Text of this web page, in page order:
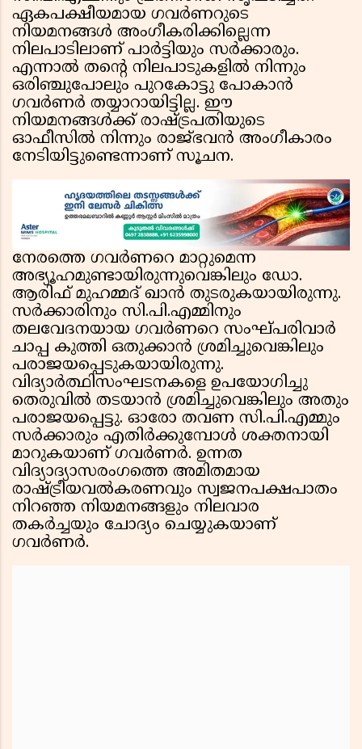
ഏകപക്ഷീയമായ ഗവർണറുടെ
നിയമനങ്ങൾ അംഗീകരിക്കില്ലെന്ന
നിലപാടിലാണ് പാർട്ടിയും സർക്കാരും.
എന്നാൽ തൻ്റെ നിലപാടുകളിൽ നിന്നും
ഒരിഞ്ചുപോലും പുറകോട്ടു പോകാൻ
ഗവർണർ തയ്യാറായിട്ടില്ല. ഈ
നിയമനങ്ങൾക്ക് രാഷ്ട്രപതിയുടെ
ഓഫീസിൽ നിന്നും രാജ്ഭവൻ അംഗീകാരം
നേടിയിട്ടുണ്ടെന്നാണ് സൂചന.
നേരത്തെ ഗവർണറെ മാറ്റുമെന്ന
അഭ്യൂഹമുണ്ടായിരുന്നുവെങ്കിലും ഡോ.
ആരിഫ് മുഹമ്മദ് ഖാൻ തുടരുകയായിരുന്നു.
സർക്കാരിനും സി.പി.എമ്മിനും
തലവേദനയായ ഗവർണറെ സംഘ്പരിവാർ
ചാപ്പ കുത്തി ഒതുക്കാൻ ശ്രമിച്ചുവെങ്കിലും
പരാജയപ്പെടുകയായിരുന്നു.
വിദ്യാർത്ഥിസംഘടനകളെ ഉപയോഗിച്ചു
തെരുവിൽ തടയാൻ ശ്രമിച്ചുവെങ്കിലും അതും
പരാജയപ്പെട്ടു. ഓരോ തവണ സി.പി.എമ്മും
സർക്കാരും എതിർക്കുമ്പോൾ ശക്തനായി
മാറുകയാണ് ഗവർണർ. ഉന്നത
വിദ്യാദ്യാസരംഗത്തെ അമിതമായ
രാഷ്ട്രീയവൽകരണവും സ്വജനപക്ഷപാതം
നിറഞ്ഞ നിയമനങ്ങളും നിലവാര
തകർച്ചയും ചോദ്യം ചെയ്യുകയാണ്
ഗവർണർ.